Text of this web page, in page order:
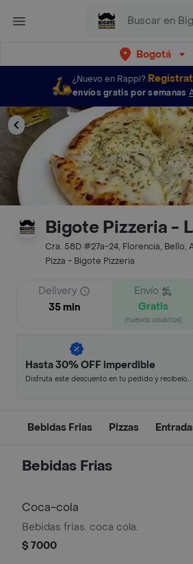
Bogotá
¿Nuevo en Rappi?
envíos gratis por semanas
Bigote Pizzeria -
Cra. 58D #27a-24, Florencia, Bello,
Pizza - Bigote Pizzeria
Delivery
35 min
Envío
Gratis
(nuevos usuarios)
Hasta 30% OFF imperdible
Disfruta este descuento en tu pedido y recíbelo
Bebidas Frias Pizzas
Bebidas Frias
Coca-cola
Bebidas frias. coca cola.
$ 7000